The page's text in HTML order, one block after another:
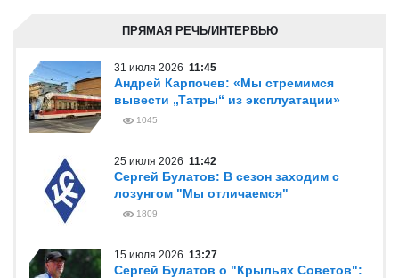
ПРЯМАЯ РЕЧЬ/ИНТЕРВЬЮ
31 июля 2026 11:45
Андрей Карпочев: «Мы стремимся
вывести „Татры“ из эксплуатации»
1045
25 июля 2026 11:42
Сергей Булатов: В сезон заходим с
лозунгом "Мы отличаемся"
1809
15 июля 2026 13:27
Сергей Булатов о "Крыльях Советов":